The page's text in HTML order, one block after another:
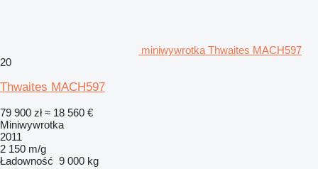
miniwywrotka Thwaites MACH597
20
Thwaites MACH597
79 900 zł ≈ 18 560 €
Miniwywrotka
2011
2 150 m/g
Ładowność 9 000 kg